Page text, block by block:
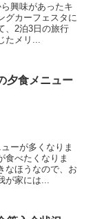
興味があったキ
グカーフェスタに
、2泊3日の旅行
メリ...
夕食メニュー
ーが多くなりま
食べたくなりま
なほうなので、お
が家には...